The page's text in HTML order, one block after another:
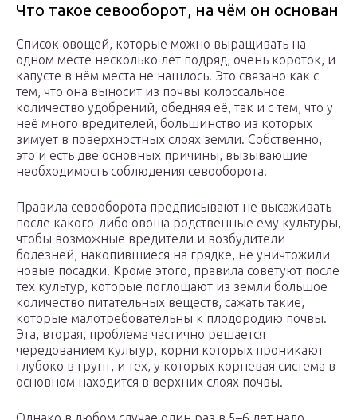
Что такое севооборот, на чём он основан
Список овощей, которые можно выращивать на
одном месте несколько лет подряд, очень короток, и
капусте в нём места не нашлось. Это связано как с
тем, что она выносит из почвы колоссальное
количество удобрений, обедняя её, так и с тем, что у
неё много вредителей, большинство из которых
зимует в поверхностных слоях земли. Собственно,
это и есть две основных причины, вызывающие
необходимость соблюдения севооборота.
Правила севооборота предписывают не высаживать
после какого-либо овоща родственные ему культуры,
чтобы возможные вредители и возбудители
болезней, накопившиеся на грядке, не уничтожили
новые посадки. Кроме этого, правила советуют после
тех культур, которые поглощают из земли большое
количество питательных веществ, сажать такие,
которые малотребовательны к плодородию почвы.
Эта, вторая, проблема частично решается
чередованием культур, корни которых проникают
глубоко в грунт, и тех, у которых корневая система в
основном находится в верхних слоях почвы.